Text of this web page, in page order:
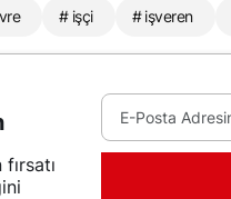
# işçi # işveren